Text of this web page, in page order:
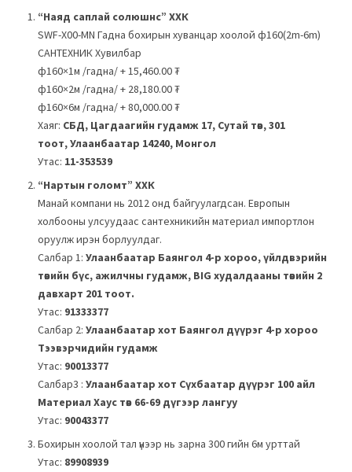
“Наяд саплай солюшнс” ХХК
SWF-X00-MN Гадна бохирын хуванцар хоолой ф160(2m-6m)
САНТЕХНИК Хувилбар
ф160×1м /гадна/+15,460.00 ₮
ф160×2м /гадна/+ 28,180.00 ₮
ф160×6м /гадна/+80,000.00₮
Хаяг: СБД, Цагдаагийн гудамж 17, Сутай төв, 301
тоот, Улаанбаатар 14240, Монгол
Утас: 11-353539
“Нартын голомт” ХХК
Манай компани нь 2012 онд байгуулагдсан. Европын
холбооны улсуудаас сантехникийн материал импортлон
оруулж ирэн борлуулдаг.
Салбар 1: Улаанбаатар Баянгол 4-р хороо, үйлдвэрийн
төвийн бүс, ажилчны гудамж, BIG худалдааны төвийн 2
давхарт 201 тоот.
Утас: 91333377
Салбар 2: Улаанбаатар хот Баянгол дүүрэг 4-р хороо
Тээвэрчидийн гудамж
Утас: 90013377
Салбар3 : Улаанбаатар хот Сүхбаатар дүүрэг 100 айл
Материал Хаус төв 66-69 дүгээр лангуу
Утас: 90043377
Бохирын хоолой тал үнээр нь зарна 300 гийн 6м урттай
Утас: 89908939